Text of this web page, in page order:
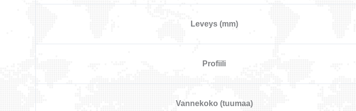
Leveys (mm)
Profiili
Vannekoko (tuumaa)